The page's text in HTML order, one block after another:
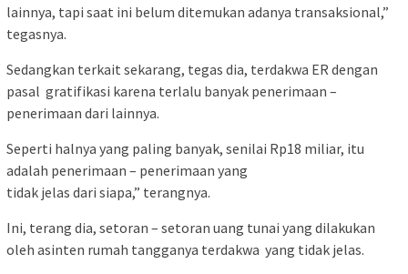
lainnya, tapi saat ini belum ditemukan adanya transaksional,”
tegasnya.
Sedangkan terkait sekarang, tegas dia, terdakwa ER dengan
pasal gratifikasi karena terlalu banyak penerimaan –
penerimaan dari lainnya.
Seperti halnya yang paling banyak, senilai Rp18 miliar, itu
adalah penerimaan – penerimaan yang
tidak jelas dari siapa,” terangnya.
Ini, terang dia, setoran – setoran uang tunai yang dilakukan
oleh asinten rumah tangganya terdakwa yang tidak jelas.